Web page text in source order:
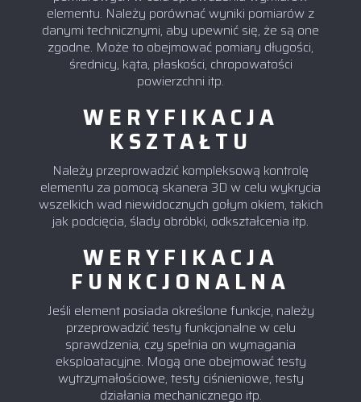
elementu. Należy porównać wyniki pomiarów z
danymi technicznymi, aby upewnić się, że są one
zgodne. Może to obejmować pomiary długości,
średnicy, kąta, płaskości, chropowatości
powierzchni itp.
WERYFIKACJA
KSZTAŁTU
Należy przeprowadzić kompleksową kontrolę
elementu za pomocą skanera 3D w celu wykrycia
wszelkich wad niewidocznych gołym okiem, takich
jak podcięcia, ślady obróbki, odkształcenia itp.
WERYFIKACJA
FUNKCJONALNA
Jeśli element posiada określone funkcje, należy
przeprowadzić testy funkcjonalne w celu
sprawdzenia, czy spełnia on wymagania
eksploatacyjne. Mogą one obejmować testy
wytrzymałościowe, testy ciśnieniowe, testy
działania mechanicznego itp.